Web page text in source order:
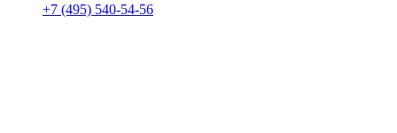
+7 (495) 540-54-56